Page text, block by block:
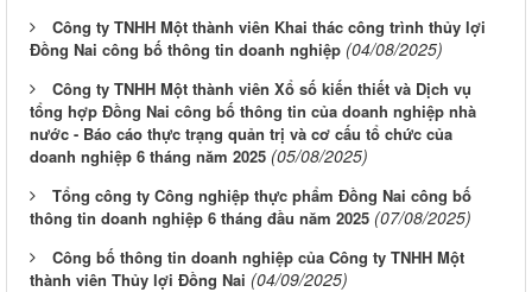
Công ty TNHH Một thành viên Khai thác công trình thủy lợi
Đồng Nai công bố thông tin doanh nghiệp (04/08/2025)
Công ty TNHH Một thành viên Xổ số kiến thiết và Dịch vụ
tổng hợp Đồng Nai công bố thông tin của doanh nghiệp nhà
nước - Báo cáo thực trạng quản trị và cơ cấu tổ chức của
doanh nghiệp 6 tháng năm 2025 (05/08/2025)
Tổng công ty Công nghiệp thực phẩm Đồng Nai công bố
thông tin doanh nghiệp 6 tháng đầu năm 2025 (07/08/2025)
Công bố thông tin doanh nghiệp của Công ty TNHH Một
thành viên Thủy lợi Đồng Nai (04/09/2025)